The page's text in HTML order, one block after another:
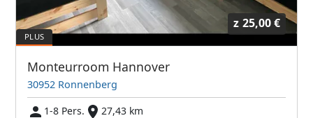
z 25,00 €
Monteurroom Hannover
30952 Ronnenberg
1-8 Pers.
27,43 km